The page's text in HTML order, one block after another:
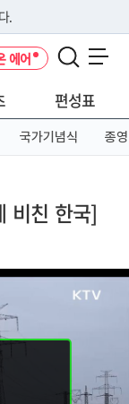
.
있다면 아래 URL에
에어
편성표
국가기념식 종영
비친 한국]